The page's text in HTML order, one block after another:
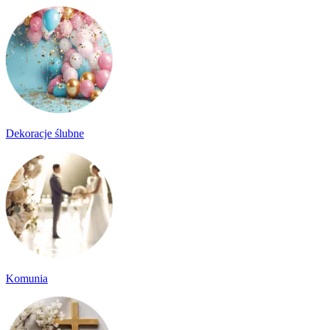
Dekoracje ślubne
Komunia